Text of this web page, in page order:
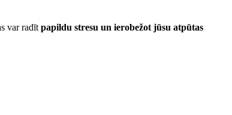
var radīt papildu stresu un ierobežot jūsu atpūtas